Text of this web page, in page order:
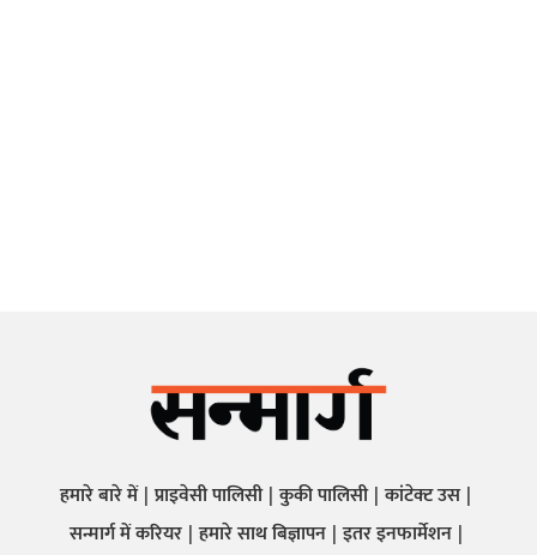
हमारे बारे में प्राइवेसी पालिसी कुकी पालिसी कांटेक्ट उस
सन्मार्ग में करियर हमारे साथ बिज्ञापन इतर इनफार्मेशन